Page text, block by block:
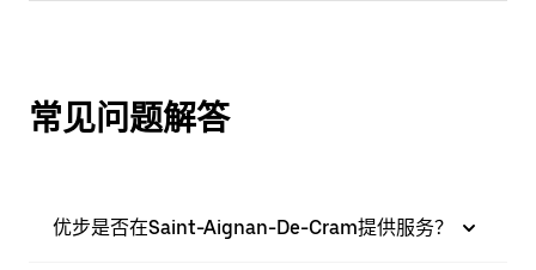
常见问题解答
优步是否在Saint-Aignan-De-Cram提供服务？